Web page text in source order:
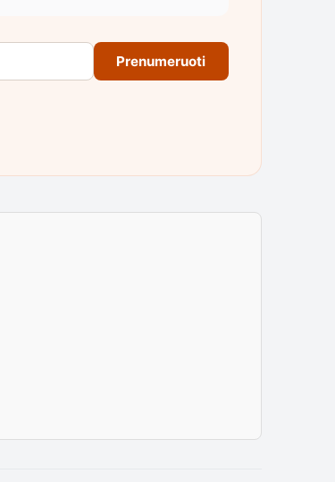
Prenumeruoti